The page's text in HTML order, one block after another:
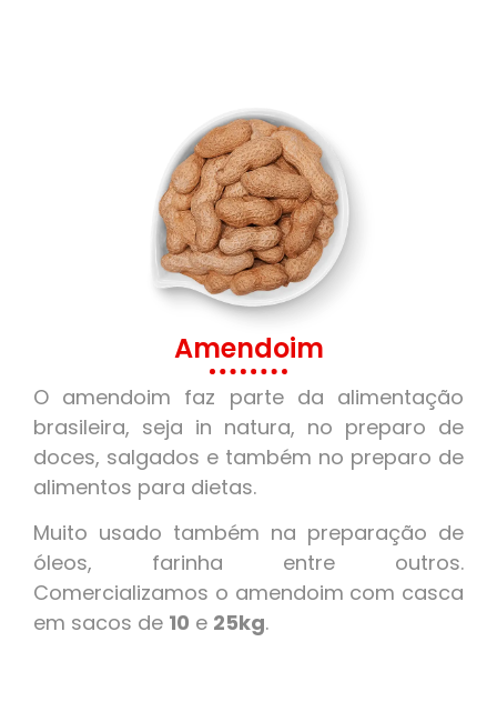
Amendoim
O amendoim faz parte da alimentação
brasileira, seja in natura, no preparo de
doces, salgados e também no preparo de
alimentos para dietas.
Muito usado também na preparação de
óleos, farinha entre outros.
Comercializamos o amendoim com casca
em sacos de 10 e 25kg.